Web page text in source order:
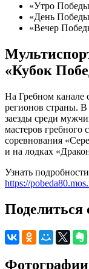
«Утро
«День
«Вечер
«Кубок
На Гребном канале
регионов страны.
заезды среди
мастеров гребного
соревнования
и на лодках
Узнать
https://
Поделиться